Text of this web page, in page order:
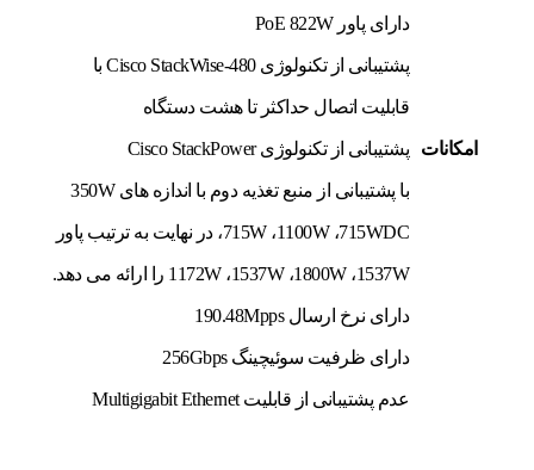
امکانات
دارای پاور PoE 822W
پشتیبانی از تکنولوژی Cisco StackWise-480 با
قابلیت اتصال حداکثر تا هشت دستگاه
پشتیبانی از تکنولوژی Cisco StackPower
با پشتیبانی از منبع تغذیه دوم با اندازه های 350W
،715W ،1100W ،715WDC در نهایت به ترتیب پاور
1172W ،1537W ،1800W ،1537W را ارائه می دهد.
دارای نرخ ارسال 190.48Mpps
دارای ظرفیت سوئیچینگ 256Gbps
عدم پشتیبانی از قابلیت Multigigabit Ethernet